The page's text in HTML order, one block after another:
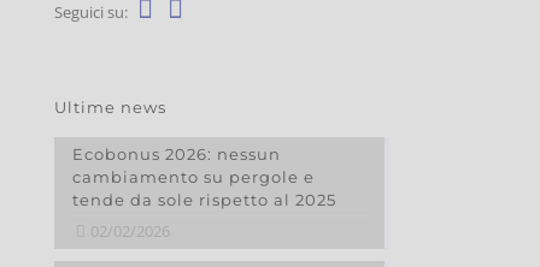
Seguici su:
Ultime news
Ecobonus 2026: nessun
cambiamento su pergole e
tende da sole rispetto al 2025
02/02/2026